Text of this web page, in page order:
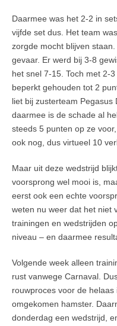
Daarmee was het 2-2 in
vijfde set dus. Het team
zorgde mocht blijven
gevaar. Er werd bij 3-8
het snel 7-15. Toch met 2-
beperkt gehouden tot 2
liet bij zusterteam
daarmee is de schade al
steeds 5 punten op ze
ook nog, dus virtueel 10
Maar uit deze wedstrijd
voorsprong wel mooi is,
eerst ook een echte
weten nu weer dat het niet
trainingen en wedstrijden
niveau – en daarmee
Volgende week alleen
rust vanwege Carnaval.
rouwproces voor de
omgekomen hamster.
donderdag een wedstrijd,